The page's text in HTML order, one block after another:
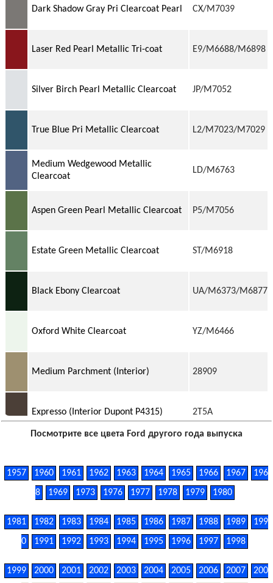
Dark Shadow Gray Pri Clearcoat Pearl CX/M7039
Laser Red Pearl Metallic Tri-coat E9/M6688/M6898
Silver Birch Pearl Metallic Clearcoat JP/M7052
True Blue Pri Metallic Clearcoat L2/M7023/M7029
Medium Wedgewood Metallic
Clearcoat
LD/M6763
Aspen Green Pearl Metallic Clearcoat P5/M7056
Estate Green Metallic Clearcoat ST/M6918
Black Ebony Clearcoat UA/M6373/M6877
Oxford White Clearcoat YZ/M6466
Medium Parchment (Interior) 28909
Expresso (Interior Dupont P4315) 2T5A
Посмотрите все цвета Ford другого года выпуска
1957 1960 1961 1962 1963 1964 1965 1966 1967
196
8
1969 1973 1976 1977 1978 1979 1980
1981 1982 1983 1984 1985 1986 1987 1988 1989
199
0
1991 1992 1993 1994 1995 1996 1997 1998
1999 2000 2001 2002 2003 2004 2005 2006 2007
200